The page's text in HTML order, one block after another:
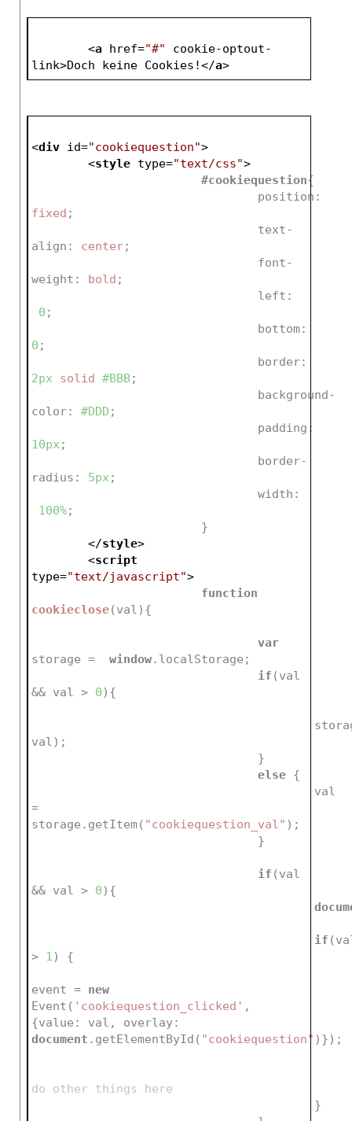
<a href="#"
cookie-optout-
link>Doch keine Cookies!</a>
<div id="cookiequestion">
<style type="text/css">
#cookiequestion{
position :
fixed ;
text-
align : center;
font-
weight : bold ;
left :
0 ;
bottom:
0 ;
border:
2px solid #BBB;
background-
color: #DDD ;
padding :
10px ;
border-
radius : 5px ;
width :
100%;
			}
</style>
<script
type="text/javascript">
function
cookieclose(val)
var
storage = window.localStorage;
if (val
&& val > 0
val);
				}
else {
=
storage.getItem( "cookiequestion_val" );
				}
if (val
&& val > 0){
if
> 1
event = new
Event( 'cookiequestion_clicked' ,
document .getElementById( "cookiequestion" )});
do other things here